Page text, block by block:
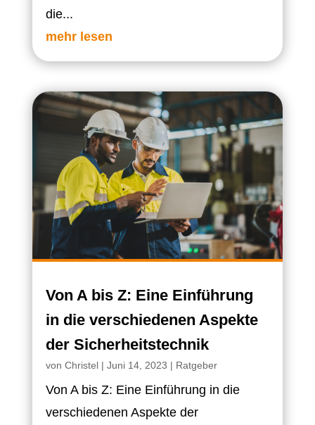
die...
mehr lesen
Von A bis Z: Eine Einführung
in die verschiedenen Aspekte
der Sicherheitstechnik
von Christel| Juni 14, 2023 | Ratgeber
Von A bis Z: Eine Einführung in die
verschiedenen Aspekte der